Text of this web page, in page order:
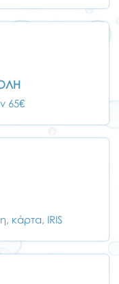
65€
κάρτα, IRIS